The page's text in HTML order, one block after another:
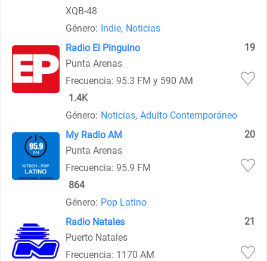
XQB-48
Género: Indie, Noticias
Radio El Pinguino
19
Punta Arenas
Frecuencia: 95.3 FM y 590 AM
1.4K
Género: Noticias, Adulto Contemporáneo
My Radio AM
20
Punta Arenas
Frecuencia: 95.9 FM
864
Género: Pop Latino
Radio Natales
21
Puerto Natales
Frecuencia: 1170 AM